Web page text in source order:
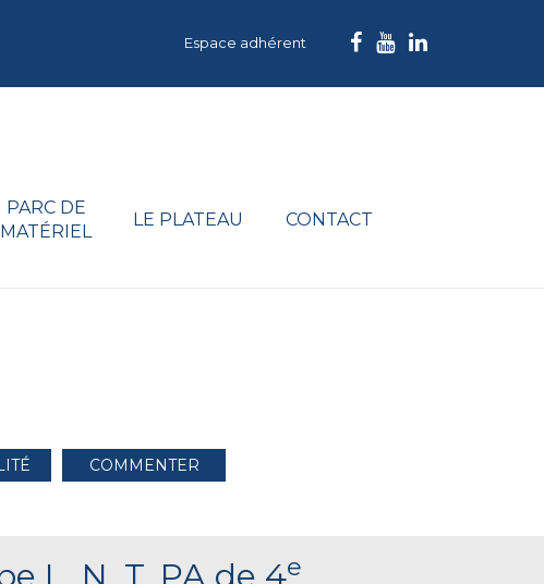
Espace adhérent
PARC DE
MATÉRIEL
LE PLATEAU CONTACT
COMMENTER
L, N, T, PA de 4e